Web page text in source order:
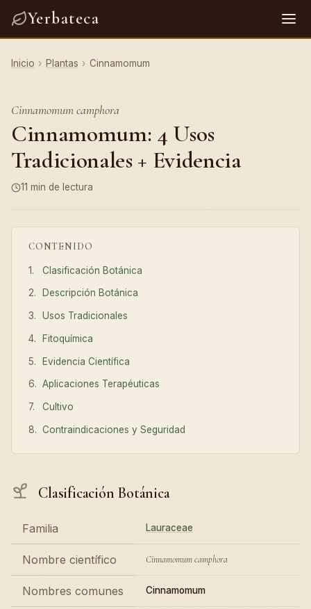
Yerbateca
Inicio › Plantas › Cinnamomum
Cinnamomum camphora
Cinnamomum: 4 Usos
Tradicionales + Evidencia
11 min de lectura
CONTENIDO
Clasificación Botánica
Descripción Botánica
Usos Tradicionales
Fitoquímica
Evidencia Científica
Aplicaciones Terapéuticas
Cultivo
Contraindicaciones y Seguridad
Clasificación Botánica
Familia Lauraceae
Nombre científico Cinnamomum camphora
Nombres comunes Cinnamomum